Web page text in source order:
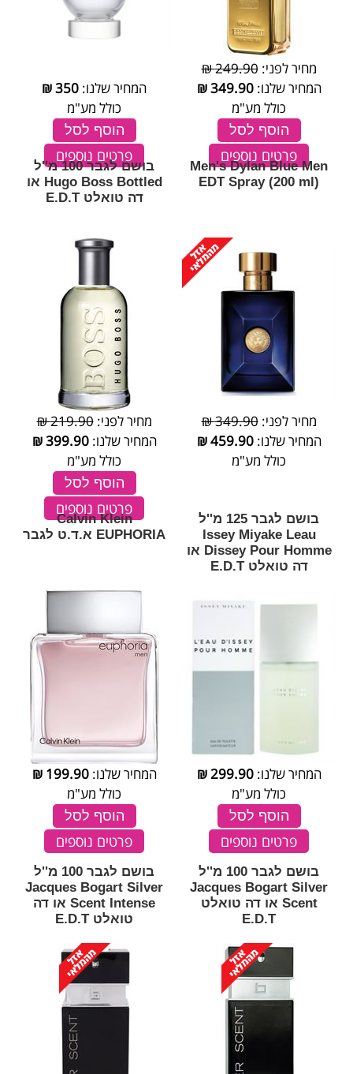
מחיר לפני:249.90 ₪
המחיר שלנו:349.90
₪
כולל מע"מ
הוסף לסל
פרטים נוספים
המחיר שלנו: 350
₪
כולל מע"מ
הוסף לסל
פרטים נוספים
Men's Dylan Blue Men
EDT Spray (200 ml)
מחיר לפני:349.90 ₪
המחיר שלנו:459.90
₪
כולל מע"מ
בושם לגבר 100 מ''ל
Hugo Boss Bottled או
דה טואלט E.D.T
מחיר לפני:219.90 ₪
המחיר שלנו:399.90
₪
כולל מע"מ
הוסף לסל
פרטים נוספים
בושם לגבר 125 מ''ל
Issey Miyake Leau
Dissey Pour Homme או
דה טואלט E.D.T
המחיר שלנו:299.90
₪
כולל מע"מ
הוסף לסל
פרטים נוספים
Calvin Klein
EUPHORIA א.ד.ט לגבר
המחיר שלנו:199.90
₪
כולל מע"מ
הוסף לסל
פרטים נוספים
בושם לגבר 100 מ''ל
Jacques Bogart Silver
Scent או דה טואלט
E.D.T
בושם לגבר 100 מ''ל
Jacques Bogart Silver
Scent Intense או דה
טואלט E.D.T